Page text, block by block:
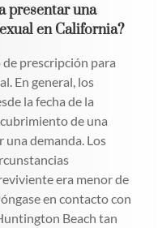
presentar una
en California?
prescripción para
En general, los
la fecha de la
de una
una demanda. Los
era menor de
en contacto con
Beach tan